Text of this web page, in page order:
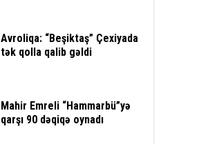
Avroliqa: “Beşiktaş” Çexiyada
tək qolla qalib gəldi
Mahir Emreli “Hammarbü”yə
qarşı 90 dəqiqə oynadı